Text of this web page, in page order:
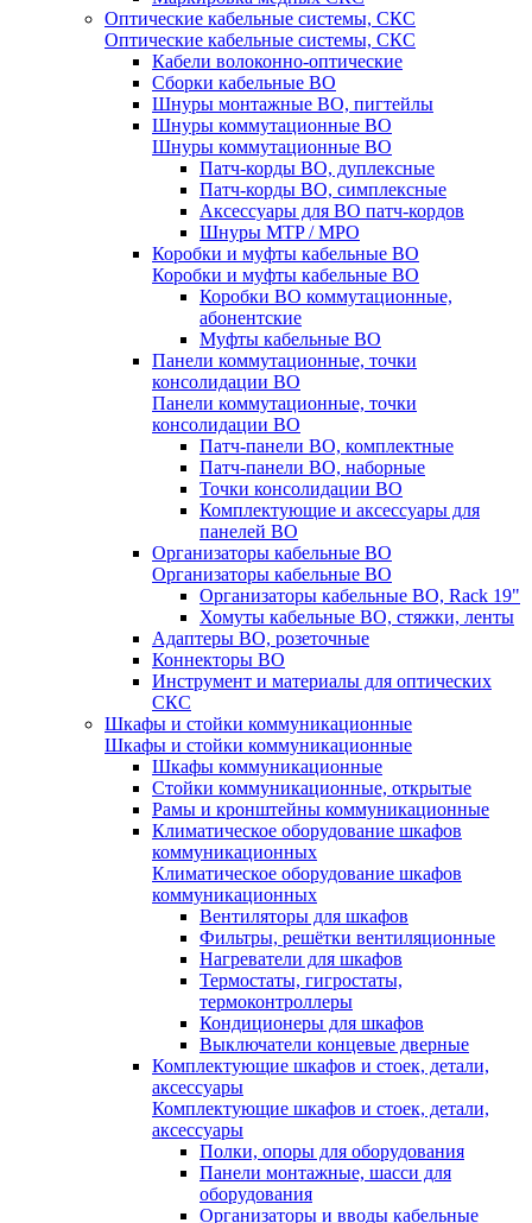
Оптические кабельные системы, СКС
Оптические кабельные системы, СКС
Кабели волоконно-оптические
Сборки кабельные ВО
Шнуры монтажные ВО, пигтейлы
Шнуры коммутационные ВО
Шнуры коммутационные ВО
Патч-корды ВО, дуплексные
Патч-корды ВО, симплексные
Аксессуары для ВО патч-кордов
Шнуры MTP / MPO
Коробки и муфты кабельные ВО
Коробки и муфты кабельные ВО
Коробки ВО коммутационные,
абонентские
Муфты кабельные ВО
Панели коммутационные, точки
консолидации ВО
Панели коммутационные, точки
консолидации ВО
Патч-панели ВО, комплектные
Патч-панели ВО, наборные
Точки консолидации ВО
Комплектующие и аксессуары для
панелей ВО
Организаторы кабельные ВО
Организаторы кабельные ВО
Организаторы кабельные ВО, Rack 19"
Хомуты кабельные ВО, стяжки, ленты
Адаптеры ВО, розеточные
Коннекторы ВО
Инструмент и материалы для оптических
СКС
Шкафы и стойки коммуникационные
Шкафы и стойки коммуникационные
Шкафы коммуникационные
Стойки коммуникационные, открытые
Рамы и кронштейны коммуникационные
Климатическое оборудование шкафов
коммуникационных
Климатическое оборудование шкафов
коммуникационных
Вентиляторы для шкафов
Фильтры, решётки вентиляционные
Нагреватели для шкафов
Термостаты, гигростаты,
термоконтроллеры
Кондиционеры для шкафов
Выключатели концевые дверные
Комплектующие шкафов и стоек, детали,
аксессуары
Комплектующие шкафов и стоек, детали,
аксессуары
Полки, опоры для оборудования
Панели монтажные, шасси для
оборудования
Организаторы и вводы кабельные